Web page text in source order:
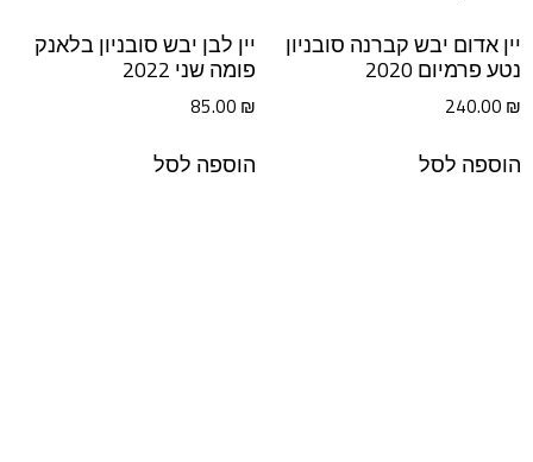
יין אדום יבש קברנה סובניון
נטע פרמיום 2020
240.00 ₪
הוספה לסל
יין לבן יבש סובניון בלאנק
פומה שני 2022
85.00 ₪
הוספה לסל